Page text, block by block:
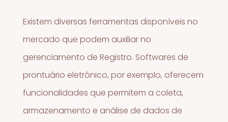
Existem diversas ferramentas disponíveis no
mercado que podem auxiliar no
gerenciamento de Registro. Softwares de
prontuário eletrônico, por exemplo, oferecem
funcionalidades que permitem a coleta,
armazenamento e análise de dados de